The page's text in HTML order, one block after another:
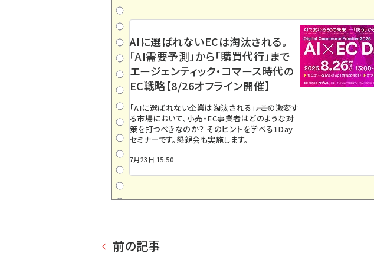
AIに選ばれないECは淘汰される。
「AI需要予測」から「購買代行」まで
エージェンティック・コマース時代の
EC戦略【8/26オフライン開催】
「AIに選ばれない企業は淘汰される」――。この激変す
る市場において、小売・EC事業者はどのような対
策を打つべきなのか？ そのヒントを学べる1Day
セミナーです。懇親会も実施します。
7月23日 15:50
前の記事